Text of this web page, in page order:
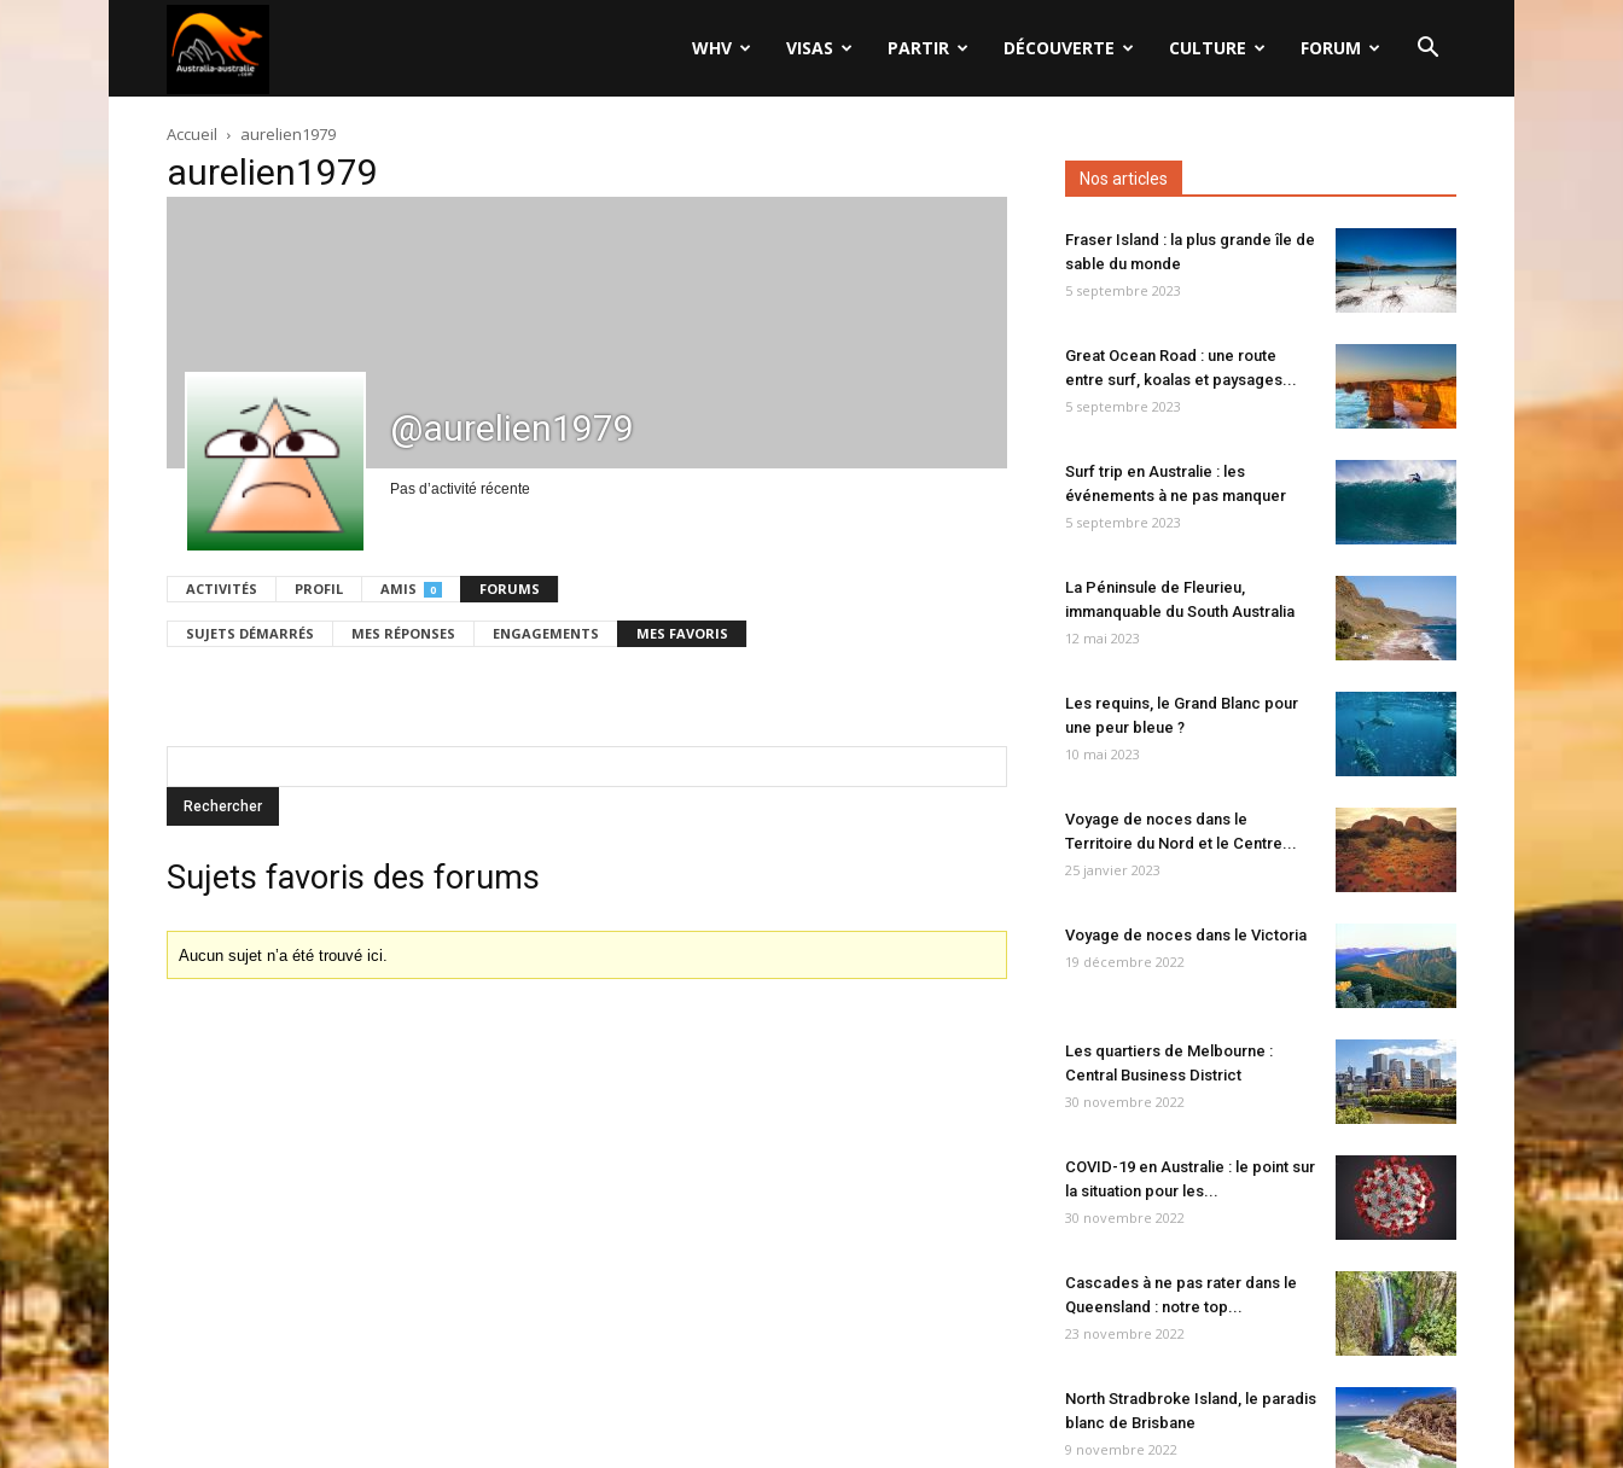
australie.com
WHV VISAS PARTIR DÉCOUVERTE CULTURE FORUM
Accueil aurelien1979
aurelien1979
@aurelien1979
Pas d’activité récente
ACTIVITÉS PROFIL AMIS 0 FORUMS
SUJETS DÉMARRÉS MES RÉPONSES ENGAGEMENTS MES FAVORIS
Sujets favoris des forums
Aucun sujet n’a été trouvé ici.
Nos articles
Fraser Island : la plus grande île de
sable du monde
5 septembre 2023
Great Ocean Road : une route
entre surf, koalas et paysages...
5 septembre 2023
Surf trip en Australie : les
événements à ne pas manquer
5 septembre 2023
La Péninsule de Fleurieu,
immanquable du South Australia
12 mai 2023
Les requins, le Grand Blanc pour
une peur bleue ?
10 mai 2023
Voyage de noces dans le
Territoire du Nord et le Centre...
25 janvier 2023
Voyage de noces dans le Victoria
19 décembre 2022
Les quartiers de Melbourne :
Central Business District
30 novembre 2022
COVID-19 en Australie : le point sur
la situation pour les...
30 novembre 2022
Cascades à ne pas rater dans le
Queensland : notre top...
23 novembre 2022
North Stradbroke Island, le paradis
blanc de Brisbane
9 novembre 2022